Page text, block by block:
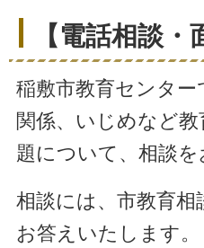
【電話相談・
稲敷市教育センター
関係、いじめなど
題について、相談を
相談には、市教育
お答えいたします。